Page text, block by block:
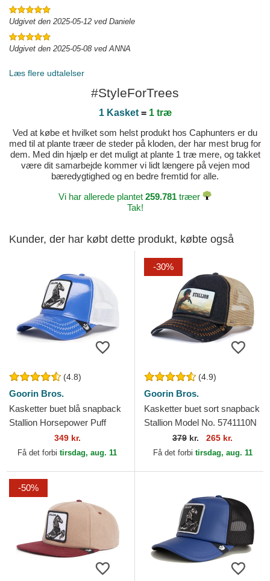
Udgivet den 2025-05-12 ved Daniele
Udgivet den 2025-05-08 ved ANNA
Læs flere udtalelser
#StyleForTrees
1 Kasket= 1 træ
Ved at købe et hvilket som helst produkt hos Caphunters er du
med til at plante træer de steder på kloden, der har mest brug for
dem. Med din hjælp er det muligt at plante 1 træ mere, og takket
være dit samarbejde kommer vi lidt længere på vejen mod
bæredygtighed og en bedre fremtid for alle.
Vi har allerede plantet 259.781 træer
Tak!
Kunder, der har købt dette produkt, købte også
(4.8)
Goorin Bros.
Kasketter buet blå snapback
Stallion Horsepower Puff
Patent The Farm Goorin
Bros.
349 kr.
Få det forbi tirsdag, aug. 11
-30%
(4.9)
Goorin Bros.
Kasketter buet sort snapback
Stallion Model No. 5741110N
Rodeo The Farm Goorin
Bros.
379 kr. 265 kr.
Få det forbi tirsdag, aug. 11
-50%